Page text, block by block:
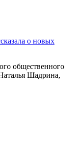
о новых
общественного
Шадрина,